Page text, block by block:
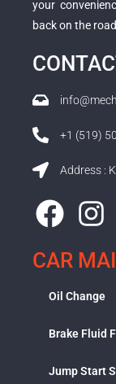
your
back on the
+1 (519)
Address :
CAR
Oil Change
Brake Fluid
Jump Start